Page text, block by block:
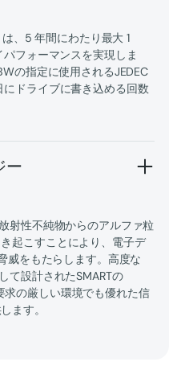
、5 年間にわたり最大 1
フォーマンスを実現しま
の指定に使用されるJEDEC
にドライブに書き込める回数
ー
射性不純物からのアルファ粒
起こすことにより、電子デ
威をもたらします。高度な
て設計されたSMARTの
求の厳しい環境でも優れた信
ます。